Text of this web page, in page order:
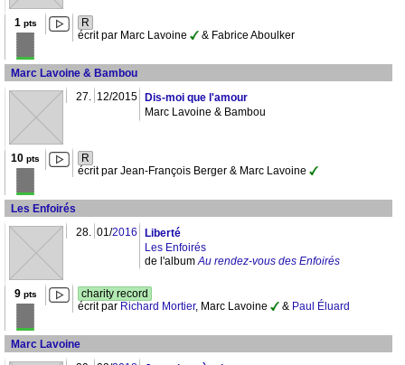
1 pts
R
écrit par Marc Lavoine
& Fabrice Aboulker
Marc Lavoine & Bambou
27.
12/2015 Dis-moi que l'amour
Marc Lavoine & Bambou
10 pts
R
écrit par Jean-François Berger & Marc Lavoine
Les Enfoirés
28.
01/2016
Liberté
Les Enfoirés
de l'album Au rendez-vous des Enfoirés
9pts
charity record
écrit par Richard Mortier, Marc Lavoine & Paul Éluard
Marc Lavoine